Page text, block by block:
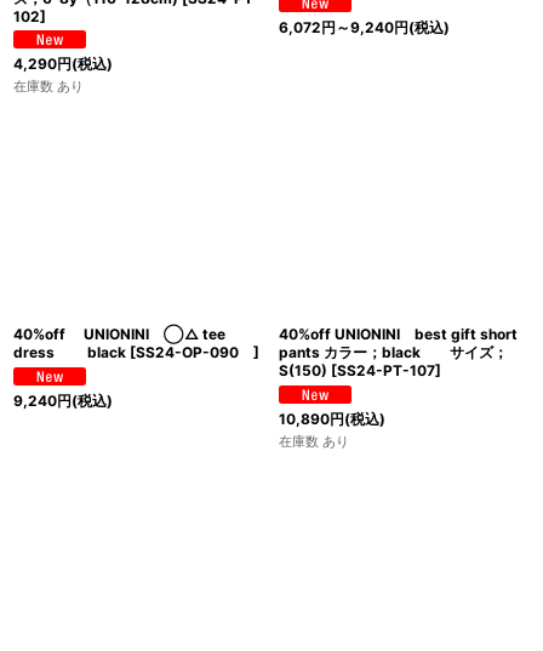
102]
4,290円(税込)
在庫数 あり
6,072円 ～9,240円(税込)
40%off UNIONINI ◯△ tee
dress black [SS24-OP-090 ]
9,240円(税込)
40%off UNIONINI best gift short
pants カラー；black サイズ；
S(150) [SS24-PT-107]
10,890円(税込)
在庫数 あり